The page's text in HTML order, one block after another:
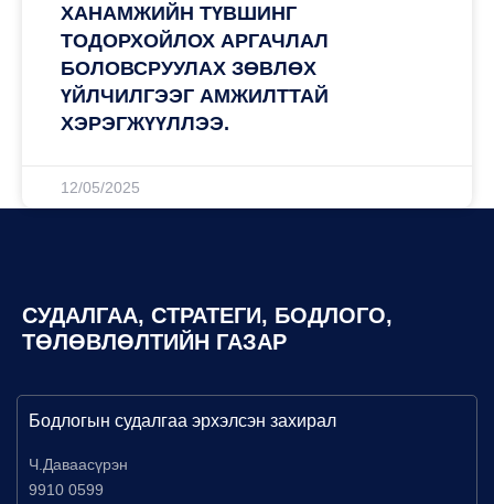
ХАНАМЖИЙН ТҮВШИНГ
ТОДОРХОЙЛОХ АРГАЧЛАЛ
БОЛОВСРУУЛАХ ЗӨВЛӨХ
ҮЙЛЧИЛГЭЭГ АМЖИЛТТАЙ
ХЭРЭГЖҮҮЛЛЭЭ.
12/05/2025
СУДАЛГАА, СТРАТЕГИ, БОДЛОГО,
ТӨЛӨВЛӨЛТИЙН ГАЗАР
Бодлогын судалгаа эрхэлсэн захирал
Ч.Даваасүрэн
9910 0599